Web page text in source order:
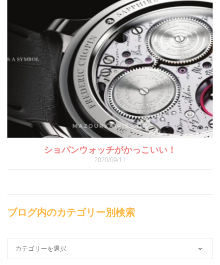
ショパンウォッチがかっこいい！
2020/09/11
ブログ内のカテゴリー別検索